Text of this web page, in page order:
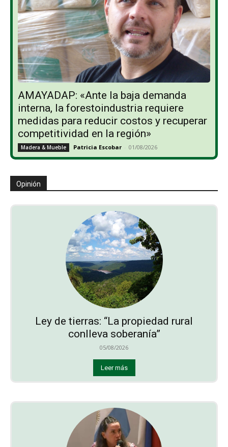
AMAYADAP: «Ante la baja demanda
interna, la forestoindustria requiere
medidas para reducir costos y recuperar
competitividad en la región»
Madera & Mueble Patricia Escobar - 01/08/2026
Opinión
Ley de tierras: “La propiedad rural
conlleva soberanía”
05/08/2026
Leer más